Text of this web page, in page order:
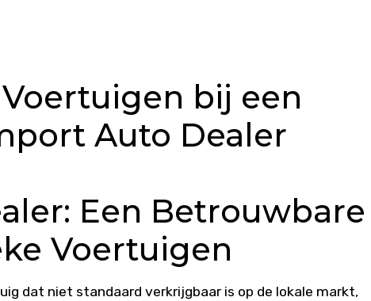
bij een
Auto Dealer
Een Betrouwbare
Voertuigen
dat niet standaard verkrijgbaar is op de lokale markt,